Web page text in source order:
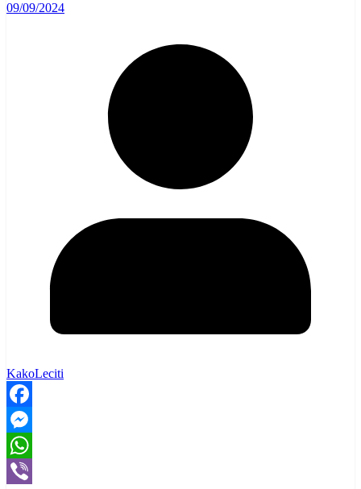
09/09/2024
KakoLeciti
Facebook
Messenger
WhatsApp